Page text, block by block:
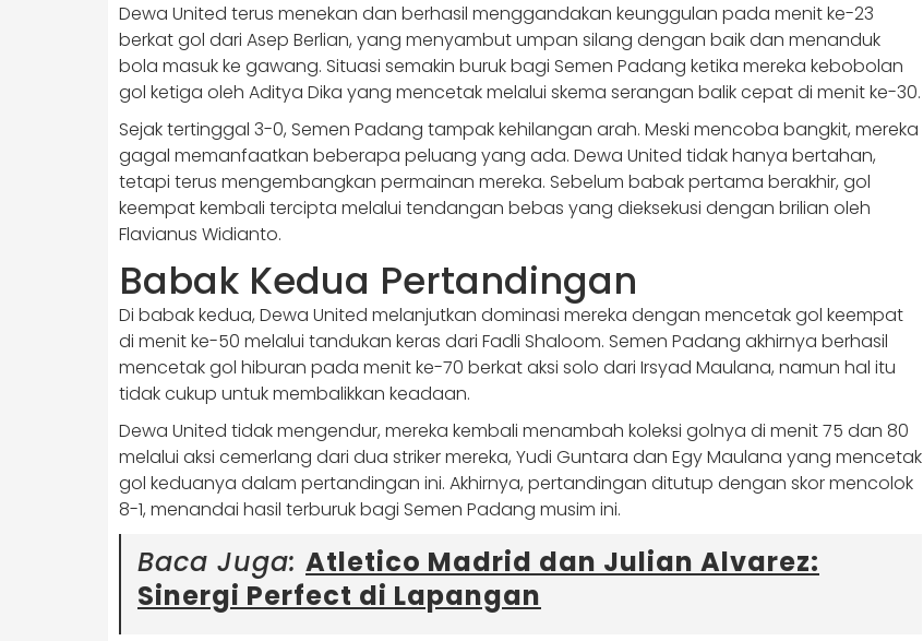
Dewa United terus menekan dan berhasil menggandakan keunggulan pada menit ke-23
berkat gol dari Asep Berlian, yang menyambut umpan silang dengan baik dan menanduk
bola masuk ke gawang. Situasi semakin buruk bagi Semen Padang ketika mereka kebobolan
gol ketiga oleh Aditya Dika yang mencetak melalui skema serangan balik cepat di menit ke-30.
Sejak tertinggal 3-0, Semen Padang tampak kehilangan arah. Meski mencoba bangkit, mereka
gagal memanfaatkan beberapa peluang yang ada. Dewa United tidak hanya bertahan,
tetapi terus mengembangkan permainan mereka. Sebelum babak pertama berakhir, gol
keempat kembali tercipta melalui tendangan bebas yang dieksekusi dengan brilian oleh
Flavianus Widianto.
Babak Kedua Pertandingan
Di babak kedua, Dewa United melanjutkan dominasi mereka dengan mencetak gol keempat
di menit ke-50 melalui tandukan keras dari Fadli Shaloom. Semen Padang akhirnya berhasil
mencetak gol hiburan pada menit ke-70 berkat aksi solo dari Irsyad Maulana, namun hal itu
tidak cukup untuk membalikkan keadaan.
Dewa United tidak mengendur, mereka kembali menambah koleksi golnya di menit 75 dan 80
melalui aksi cemerlang dari dua striker mereka, Yudi Guntara dan Egy Maulana yang mencetak
gol keduanya dalam pertandingan ini. ​Akhirnya, pertandingan ditutup dengan skor mencolok
8-1, menandai hasil terburuk bagi Semen Padang musim ini.​
Baca Juga: Atletico Madrid dan Julian Alvarez:
Sinergi Perfect di Lapangan